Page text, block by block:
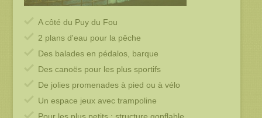
A côté du Puy du Fou
2 plans d'eau pour la pêche
Des balades en pédalos, barque
Des canoës pour les plus sportifs
De jolies promenades à pied ou à vélo
Un espace jeux avec trampoline